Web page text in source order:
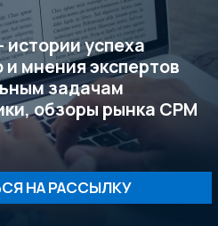
успеха
мнения экспертов
задачам
обзоры рынка CPM
НА РАССЫЛКУ